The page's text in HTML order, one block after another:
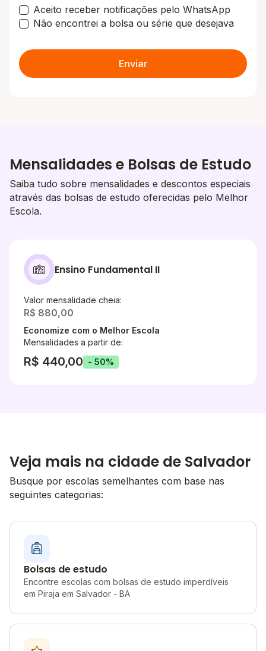
Aceito receber notificações pelo WhatsApp
Não encontrei a bolsa ou série que desejava
Enviar
Mensalidades e Bolsas de Estudo
Saiba tudo sobre mensalidades e descontos especiais
através das bolsas de estudo oferecidas pelo Melhor
Escola.
Ensino Fundamental II
Valor mensalidade cheia:
R$ 880,00
Economize com o Melhor Escola
Mensalidades a partir de:
R$ 440,00 - 50%
Veja mais na cidade de Salvador
Busque por escolas semelhantes com base nas
seguintes categorias:
Bolsas de estudo
Encontre escolas com bolsas de estudo imperdíveis
em Piraja em Salvador - BA